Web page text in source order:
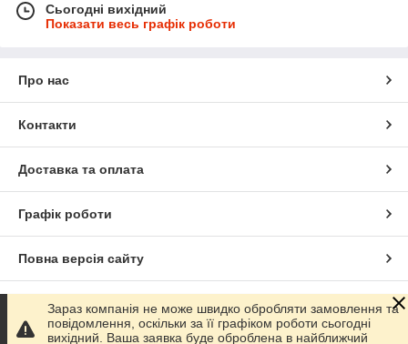
Сьогодні вихідний
Показати весь графік роботи
Про нас
Контакти
Доставка та оплата
Графік роботи
Повна версія сайту
Сайт створено на маркетплейсі Prom.ua
Зараз компанія не може швидко обробляти замовлення та
повідомлення, оскільки за її графіком роботи сьогодні
вихідний. Ваша заявка буде оброблена в найближчий